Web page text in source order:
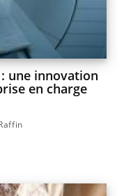
une innovation
en charge